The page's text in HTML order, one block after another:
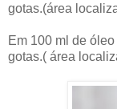
gotas.(área
Em 100 ml de
gotas.( área